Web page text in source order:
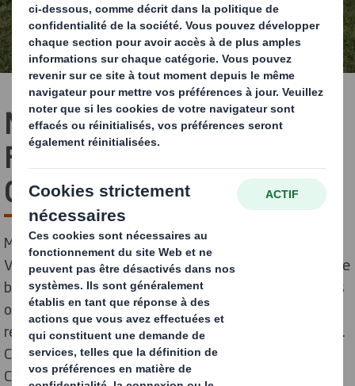
Mathieu & Grégoire – La
Ferrière (Vendée)/ La
Chevrolière 44118
Mathieu et son cousin Grégoire sont agriculteurs en
Vendée, où ils élèvent 65 vaches laitières en agriculture
biologique. Engagés dans la restauration du bocage, ils
ont planté 440 arbres sur 14,5 hectares en 2025,
répartis sur trois nouvelles parcelles en agroforesterie.
Cette plantation est reliée à notre site de La
Chevrolière (44118)